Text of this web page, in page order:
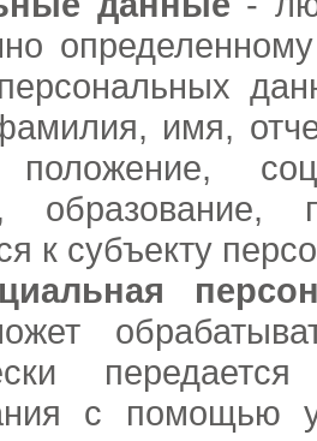
имя,
положение,
к субъекту
с помощью